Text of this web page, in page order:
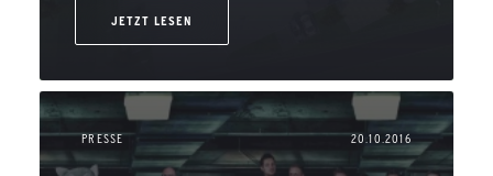
JETZT LESEN
PRESSE 20.10.2016